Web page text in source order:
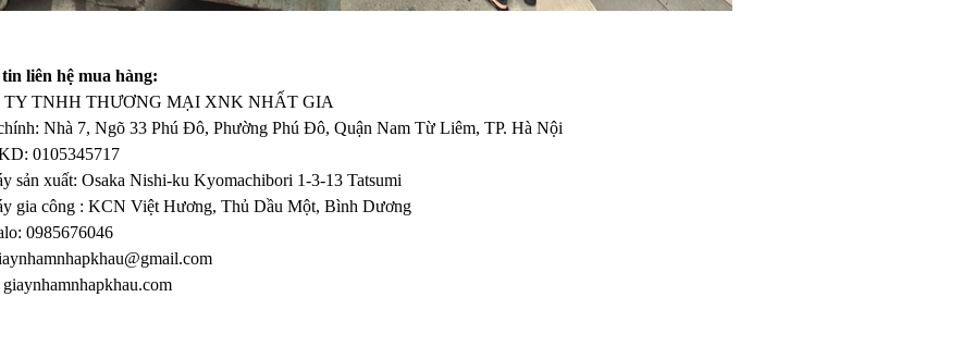
liên hệ mua hàng:
TY TNHH THƯƠNG MẠI XNK NHẤT GIA
Nhà 7, Ngõ 33 Phú Đô, Phường Phú Đô, Quận Nam Từ Liêm, TP. Hà Nội
0105345717
sản xuất: Osaka Nishi-ku Kyomachibori 1-3-13 Tatsumi
gia công : KCN Việt Hương, Thủ Dầu Một, Bình Dương
0985676046
giaynhamnhapkhau.com